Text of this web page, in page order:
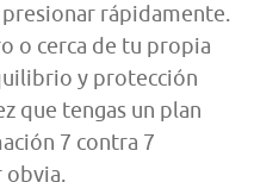
rápidamente.
o cerca de tu propia
y protección
que tengas un plan
7 contra 7
obvia.